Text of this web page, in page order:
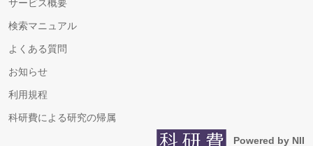
サービス概要
検索マニュアル
よくある質問
お知らせ
利用規程
科研費による研究の帰属
Powered by NII